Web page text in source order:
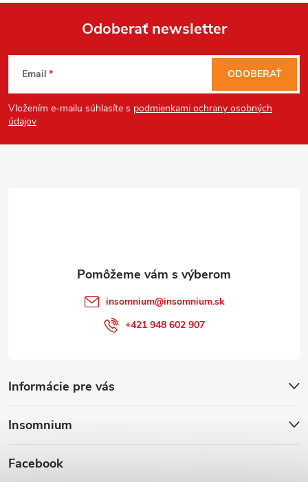
Z
á
p
Odoberať newsletter
Email
Vložením e-mailu súhlasíte s podmienkami ochrany osobných
údajov
ODOBERAŤ
Informácie pre vás
Insomnium
Facebook
insomnium@insomnium.sk
+421 948 602 907